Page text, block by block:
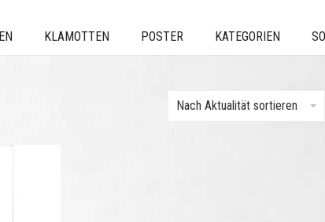
KLAMOTTEN POSTER KATEGORIEN
Nach Aktualität sortieren